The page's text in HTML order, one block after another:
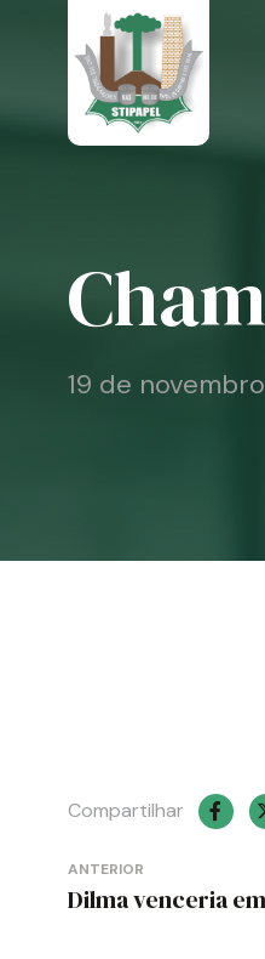
19 de
Compartilhar
Navegação
de
ANTERIOR
Dilma venceria